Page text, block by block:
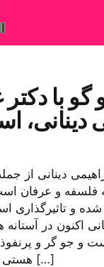
با
دینانی،
دینانی از
و عرفان
و تاثیرگذاری
اکنون در
و جو گر و
هستی هر چیز را بشکافند […]